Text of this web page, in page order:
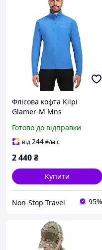
Флісова кофта Kilpi
Glamer-M Mns
Готово до відправки
від244₴/міс
2 440₴
Купити
Non-Stop Travel 95%